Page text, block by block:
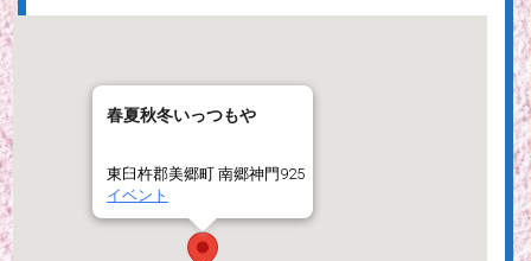
春夏秋冬いっつもや
東臼杵郡美郷町 南郷神門925
イベント